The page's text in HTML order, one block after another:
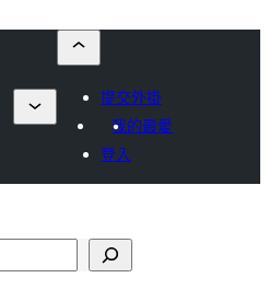
提交外掛
我的最愛
登入